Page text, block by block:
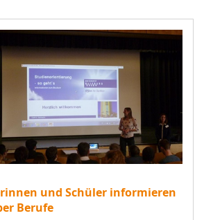
und Schüler informieren
Berufe